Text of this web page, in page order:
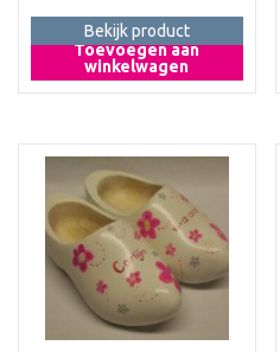
Toevoegen aan
winkelwagen
Bekijk product